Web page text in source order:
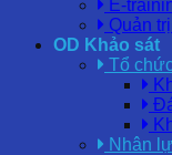
E-
Quản
OD Khảo sát
Tổ
Nhân